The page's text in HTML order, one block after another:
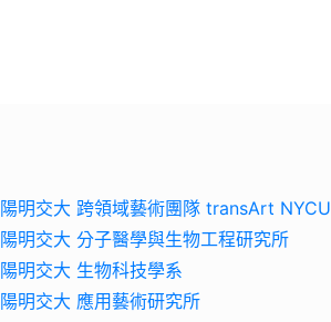
陽明交大 跨領域藝術團隊 transArt NYCU
陽明交大 分子醫學與生物工程研究所
陽明交大 生物科技學系
陽明交大 應用藝術研究所